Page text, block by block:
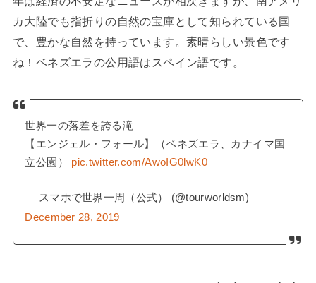
カ大陸でも指折りの自然の宝庫として知られている国
で、豊かな自然を持っています。素晴らしい景色です
ね！ベネズエラの公用語はスペイン語です。
世界一の落差を誇る滝
【エンジェル・フォール】（ベネズエラ、カナイマ国
立公園） pic.twitter.com/AwoIG0lwK0
— スマホで世界一周（公式） (@tourworldsm)
December 28, 2019